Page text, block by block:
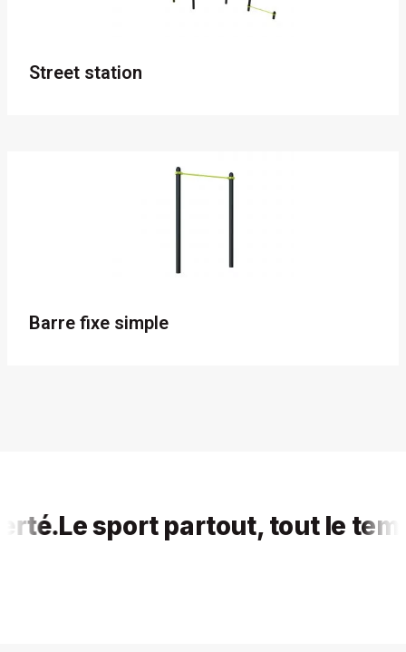
Street station
Barre fixe simple
Le sport partout, tout le